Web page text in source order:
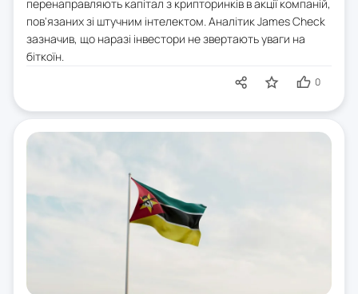
перенаправляють капітал з крипторинків в акції компаній,
пов'язаних зі штучним інтелектом. Аналітик James Check
зазначив, що наразі інвестори не звертають уваги на
біткоїн.
0